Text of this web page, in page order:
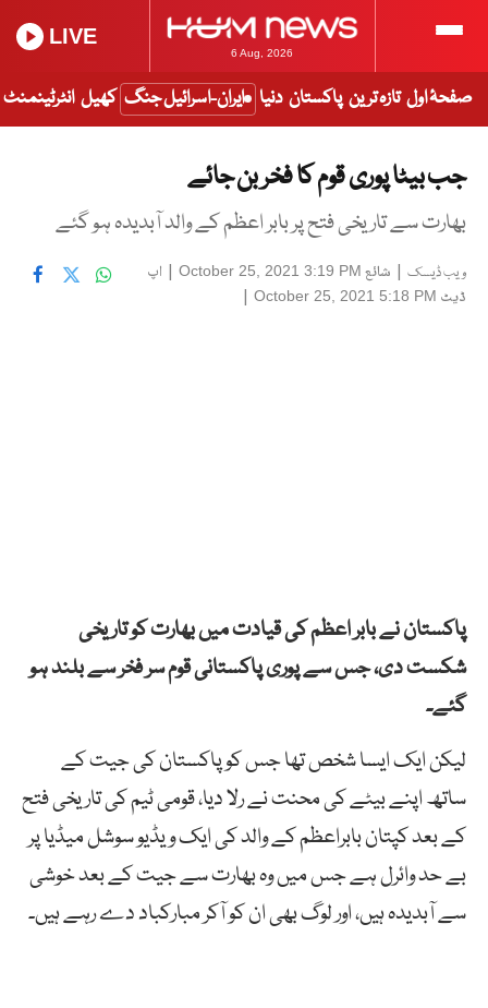
6 Aug, 2026
LIVE
صفحۂ اول تازہ ترین پاکستان دنیا ایران-اسرائیل جنگ کھیل انٹرٹینمنٹ
جب بیٹا پوری قوم کا فخر بن جائے
بھارت سے تاریخی فتح پر بابر اعظم کے والد آبدیدہ ہو گئے
ویب ڈیسک | شائع October 25, 2021 3:19 PM
| اپ
ڈیٹ October 25, 2021 5:18 PM
|
پاکستان نے بابر اعظم کی قیادت میں بھارت کو تاریخی
شکست دی، جس سے پوری پاکستانی قوم سر فخر سے بلند ہو
گئے۔
لیکن ایک ایسا شخص تھا جس کو پاکستان کی جیت کے
ساتھ اپنے بیٹے کی محنت نے رلا دیا، قومی ٹیم کی تاریخی فتح
کے بعد کپتان بابراعظم کے والد کی ایک ویڈیو سوشل میڈیا پر
بے حد وائرل ہے جس میں وہ بھارت سے جیت کے بعد خوشی
سے آبدیدہ ہیں، اور لوگ بھی ان کو آکر مبارکباد دے رہے ہیں۔